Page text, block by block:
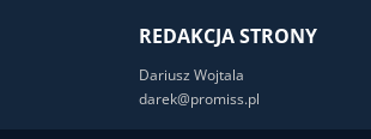
REDAKCJA STRONY
Dariusz Wojtala
darek@promiss.pl